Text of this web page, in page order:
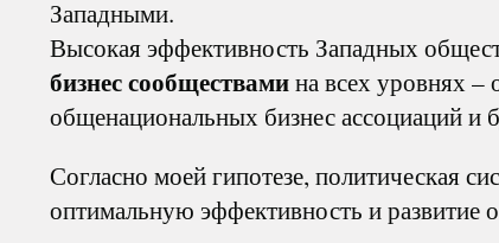
Западными.
Высокая эффективность Западных
бизнес сообществамина всех уровнях –
общенациональных бизнес ассоциаций и
Согласно моей гипотезе, политическая
оптимальную эффективность и развитие